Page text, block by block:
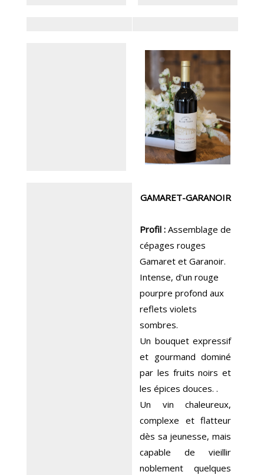
GAMARET-GARANOIR
Profil : Assemblage de
cépages rouges
Gamaret et Garanoir.
Intense, d'un rouge
pourpre profond aux
reflets violets
sombres.
Un bouquet expressif
et gourmand dominé
par les fruits noirs et
les épices douces. .
Un vin chaleureux,
complexe et flatteur
dès sa jeunesse, mais
capable de vieillir
noblement quelques